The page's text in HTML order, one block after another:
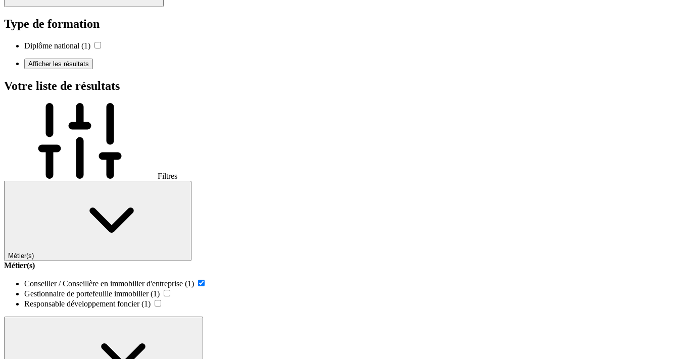
Type de formation
Diplôme national (1)
Afficher les résultats
Votre liste de résultats
Filtres
Métier(s)
Métier(s)
Conseiller / Conseillère en immobilier d'entreprise (1)
Gestionnaire de portefeuille immobilier (1)
Responsable développement foncier (1)